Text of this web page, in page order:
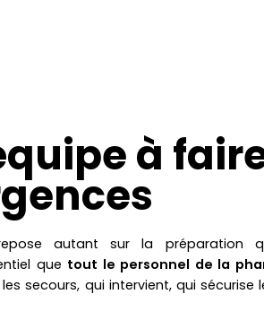
à
autant sur la préparation
que tout le personnel de la
secours, qui intervient, qui sécurise